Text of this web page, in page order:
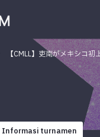
【CMLL】吏南がメキシコ
Informasi turnamen